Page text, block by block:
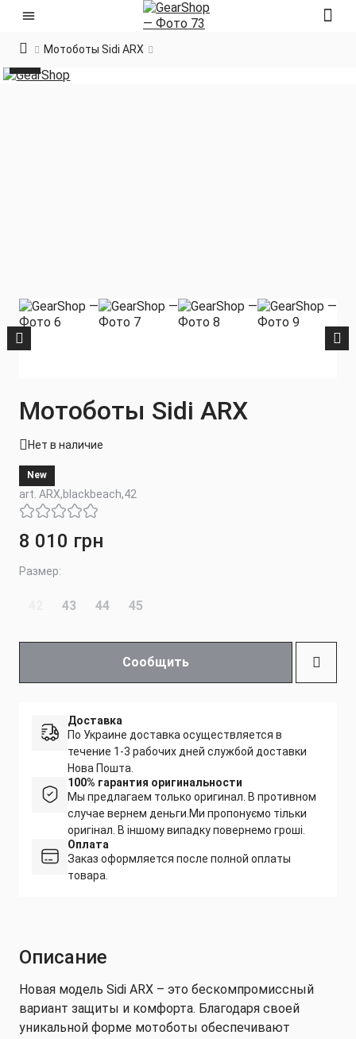
Мотоботы Sidi ARX
Мотоботы Sidi ARX
Нет в наличие
New
art. ARX,blackbeach,42
8 010 грн
Размер:
43 44 45
Сообщить
Доставка
По Украине доставка осуществляется в
течение 1-3 рабочих дней службой доставки
Нова Пошта.
100% гарантия оригинальности
Мы предлагаем только оригинал. В противном
случае вернем деньги. Ми пропонуємо тільки
оригінал. В іншому випадку повернемо гроші.
Оплата
Заказ оформляется после полной оплаты
товара.
Описание
Новая модель Sidi ARX – это бескомпромиссный
вариант защиты и комфорта. Благодаря своей
уникальной форме мотоботы обеспечивают